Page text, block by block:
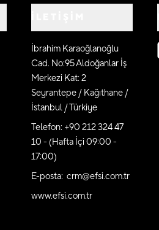
İbrahim Karaoğlanoğlu
Cad. No:95 Aldoğanlar İş
Merkezi Kat: 2
Seyrantepe / Kağıthane /
İstanbul / Türkiye
Telefon: +90 212 324 47
10 - (Hafta İçi 09:00 -
17:00)
E-posta: crm@efsi.com.tr
www.efsi.com.tr